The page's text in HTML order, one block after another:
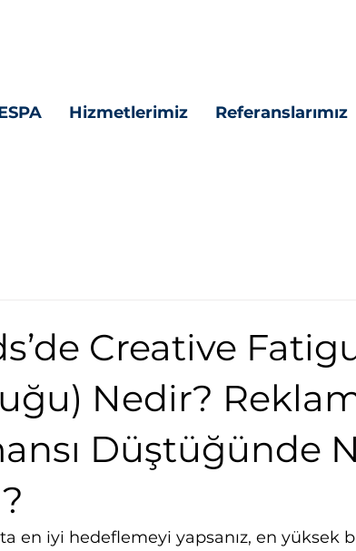
Hizmetlerimiz Referanslarımız
Creative
Nedir?
Düştüğünde
en iyi hedeflemeyi yapsanız, en yüksek